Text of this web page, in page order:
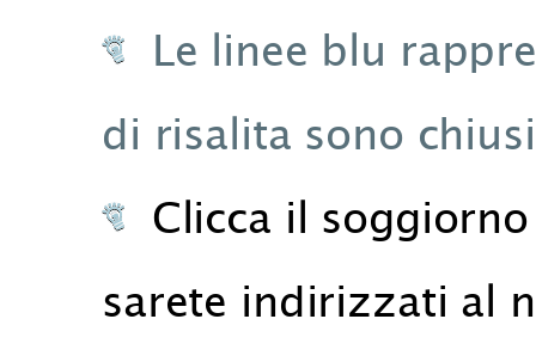
Le linee blu
di risalita sono
Clicca il
sarete indirizzati al